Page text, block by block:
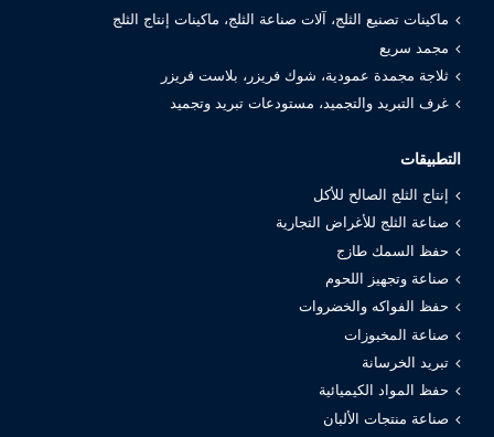
ماكينات تصنيع الثلج، آلات صناعة الثلج، ماكينات إنتاج الثلج
مجمد سريع
ثلاجة مجمدة عمودية، شوك فريزر، بلاست فريزر
غرف التبريد والتجميد، مستودعات تبريد وتجميد
التطبيقات
إنتاج الثلج الصالح للأكل
صناعة الثلج للأغراض التجارية
حفظ السمك طازج
صناعة وتجهيز اللحوم
حفظ الفواكه والخضروات
صناعة المخبوزات
تبريد الخرسانة
حفظ المواد الكيميائية
صناعة منتجات الألبان